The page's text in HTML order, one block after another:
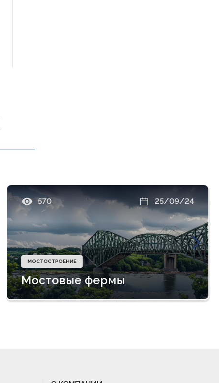
570 25/09/24
МОСТОСТРОЕНИЕ
Мостовые фермы